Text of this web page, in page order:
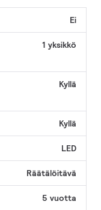
Ei
1 yksikkö
Kyllä
Kyllä
LED
Räätälöitävä
5 vuotta